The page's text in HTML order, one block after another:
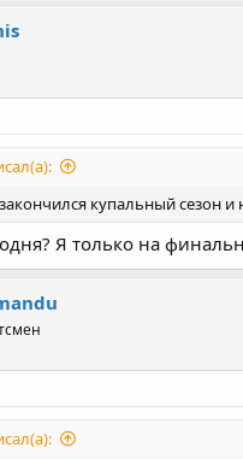
купальный сезон и
Я только на